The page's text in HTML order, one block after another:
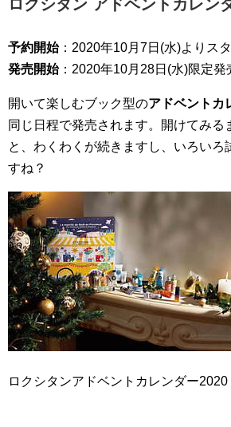
ロクシタン アドベントカレン
予約開始：2020年10月7日(水)よりス
発売開始：2020年10月28日(水)限定発
開いて楽しむブック型のアドベントカ
同じ日程で発売されます。開けてみる
と、わくわくが続きますし、いろいろ
すね？
ロクシタンアドベントカレンダー